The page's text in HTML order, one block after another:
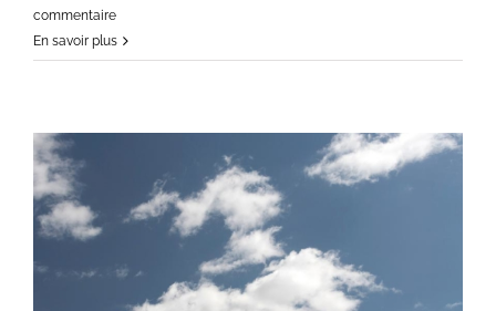
commentaire
En savoir plus